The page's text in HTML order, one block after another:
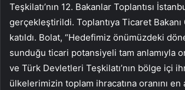
Teşkilatı’nın 12. Bakanlar Toplantısı
gerçekleştirildi. Toplantıya Ticaret Bakanı
katıldı. Bolat, “Hedefimiz önümüzdeki
sunduğu ticari potansiyeli tam anlamıyla
ve Türk Devletleri Teşkilatı’nın bölge içi
ülkelerimizin toplam ihracatına oranını en